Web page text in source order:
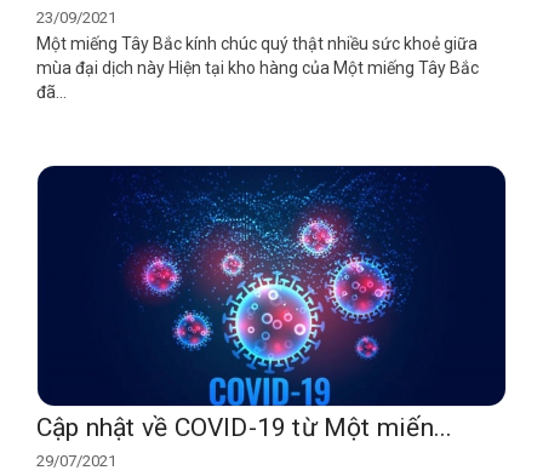
23/09/2021
Một miếng Tây Bắc kính chúc quý thật nhiều sức khoẻ giữa
mùa đại dịch này Hiện tại kho hàng của Một miếng Tây Bắc
đã...
Cập nhật về COVID-19 từ Một miến...
29/07/2021